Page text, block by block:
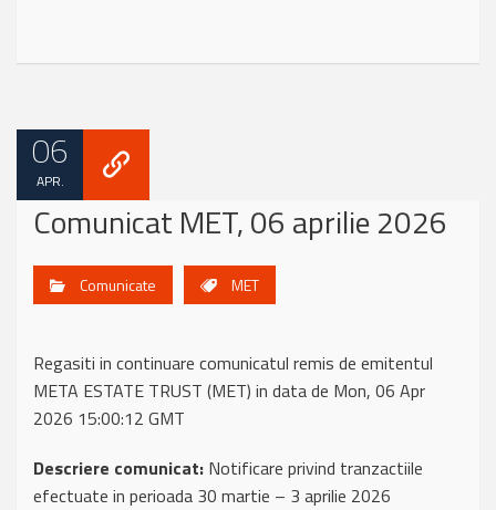
06
APR.
Comunicat MET, 06 aprilie 2026
Comunicate MET
Regasiti in continuare comunicatul remis de emitentul
META ESTATE TRUST (MET) in data de Mon, 06 Apr
2026 15:00:12 GMT
Descriere comunicat: Notificare privind tranzactiile
efectuate in perioada 30 martie – 3 aprilie 2026